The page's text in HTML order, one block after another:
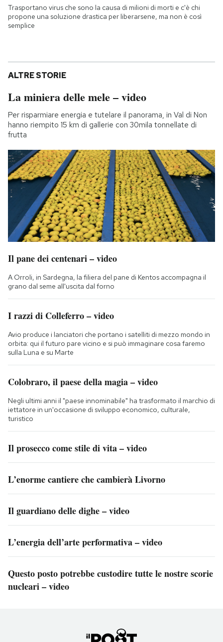
Trasportano virus che sono la causa di milioni di morti e c'è chi
propone una soluzione drastica per liberarsene, ma non è così
semplice
ALTRE STORIE
La miniera delle mele – video
Per risparmiare energia e tutelare il panorama, in Val di Non
hanno riempito 15 km di gallerie con 30mila tonnellate di
frutta
Il pane dei centenari – video
A Orroli, in Sardegna, la filiera del pane di Kentos accompagna il
grano dal seme all'uscita dal forno
I razzi di Colleferro – video
Avio produce i lanciatori che portano i satelliti di mezzo mondo in
orbita: qui il futuro pare vicino e si può immaginare cosa faremo
sulla Luna e su Marte
Colobraro, il paese della magia – video
Negli ultimi anni il "paese innominabile" ha trasformato il marchio di
iettatore in un'occasione di sviluppo economico, culturale,
turistico
Il prosecco come stile di vita – video
L’enorme cantiere che cambierà Livorno
Il guardiano delle dighe – video
L’energia dell’arte performativa – video
Questo posto potrebbe custodire tutte le nostre scorie
nucleari – video